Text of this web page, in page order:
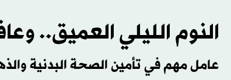
النوم الليلي العميق..
عامل مهم في تأمين الصحة البدنية